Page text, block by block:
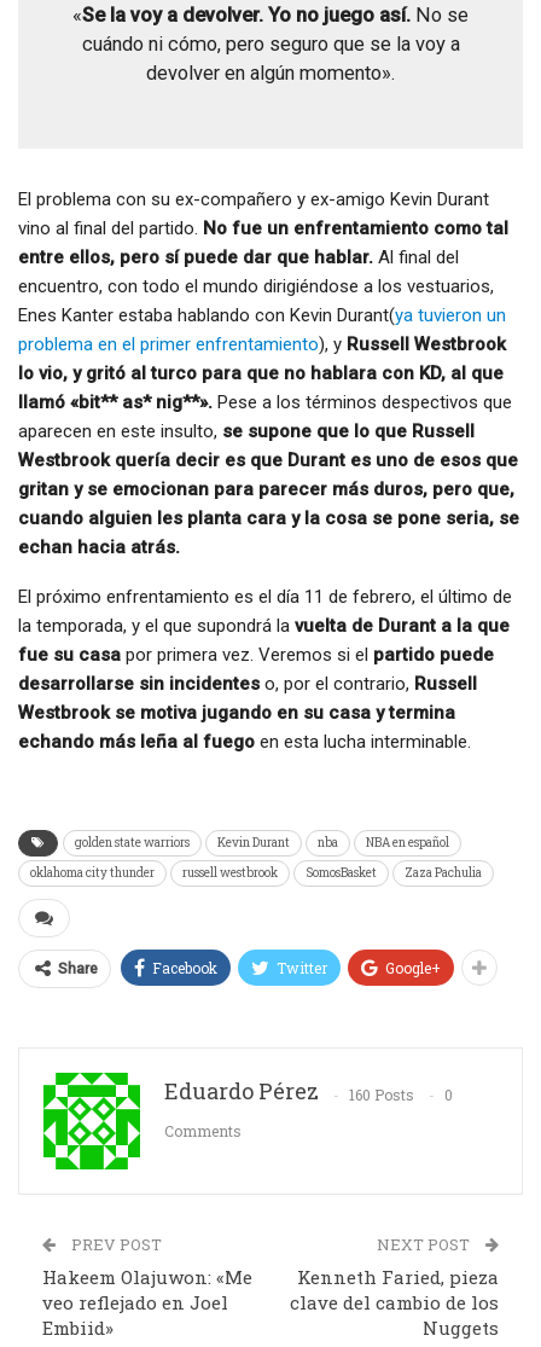
«Se la voy a devolver. Yo no juego así. No se
cuándo ni cómo, pero seguro que se la voy a
devolver en algún momento».
El problema con su ex-compañero y ex-amigo Kevin Durant
vino al final del partido. No fue un enfrentamiento como tal
entre ellos, pero sí puede dar que hablar. Al final del
encuentro, con todo el mundo dirigiéndose a los vestuarios,
Enes Kanter estaba hablando con Kevin Durant(ya tuvieron un
problema en el primer enfrentamiento), y Russell Westbrook
lo vio, y gritó al turco para que no hablara con KD, al que
llamó «bit** as* nig**». Pese a los términos despectivos que
aparecen en este insulto, se supone que lo que Russell
Westbrook quería decir es que Durant es uno de esos que
gritan y se emocionan para parecer más duros, pero que,
cuando alguien les planta cara y la cosa se pone seria, se
echan hacia atrás.
El próximo enfrentamiento es el día 11 de febrero, el último de
la temporada, y el que supondrá la vuelta de Durant a la que
fue su casa por primera vez. Veremos si el partido puede
desarrollarse sin incidentes o, por el contrario, Russell
Westbrook se motiva jugando en su casa y termina
echando más leña al fuego en esta lucha interminable.
golden state warriors Kevin Durant nba
NBA en español
oklahoma city thunder
russell westbrook SomosBasket Zaza Pachulia
Share Facebook Twitter Google+
Eduardo Pérez 160 Posts
0
Comments
PREV POST
Hakeem Olajuwon: «Me
veo reflejado en Joel
Embiid»
NEXT POST
Kenneth Faried, pieza
clave del cambio de los
Nuggets